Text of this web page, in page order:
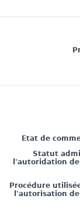
Etat de
Statut
l'autoridation
Procédure
l'autorisation